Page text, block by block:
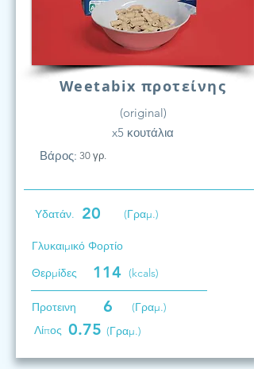
Weetabix προτείνης
(original)
x5 κουτάλια
Βάρος: 30 γρ.
Υδατάν. 20 (Γραμ.)
Γλυκαιμικό Φορτίο
Θερμίδες
114 (kcals)
Προτεινη 6
(Γραμ.)
Λίπος 0.75 (Γραμ.)